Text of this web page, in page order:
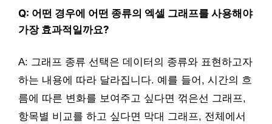
Q: 어떤 경우에 어떤 종류의 엑셀 그래프를 사용해야
가장 효과적일까요?
A: 그래프 종류 선택은 데이터의 종류와 표현하고자
하는 내용에 따라 달라집니다. 예를 들어, 시간의 흐
름에 따른 변화를 보여주고 싶다면 꺾은선 그래프,
항목별 비교를 하고 싶다면 막대 그래프, 전체에서